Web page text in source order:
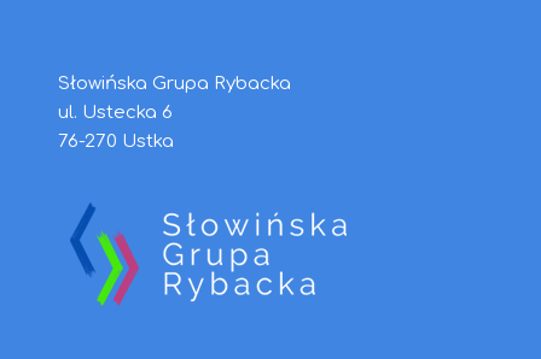
Słowińska Grupa Rybacka
ul. Ustecka 6
76-270 Ustka